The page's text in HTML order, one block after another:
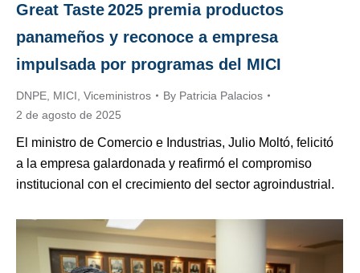
Great Taste 2025 premia productos
panameños y reconoce a empresa
impulsada por programas del MICI
DNPE, MICI, Viceministros By Patricia Palacios
2 de agosto de 2025
El ministro de Comercio e Industrias, Julio Moltó, felicitó
a la empresa galardonada y reafirmó el compromiso
institucional con el crecimiento del sector agroindustrial.